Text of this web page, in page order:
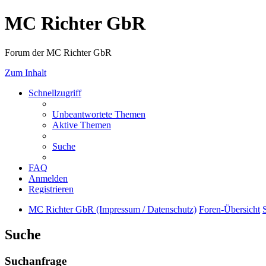
MC Richter GbR
Forum der MC Richter GbR
Zum Inhalt
Schnellzugriff
Unbeantwortete Themen
Aktive Themen
Suche
FAQ
Anmelden
Registrieren
MC Richter GbR (Impressum / Datenschutz) Foren-Übersicht
Suche
Suchanfrage